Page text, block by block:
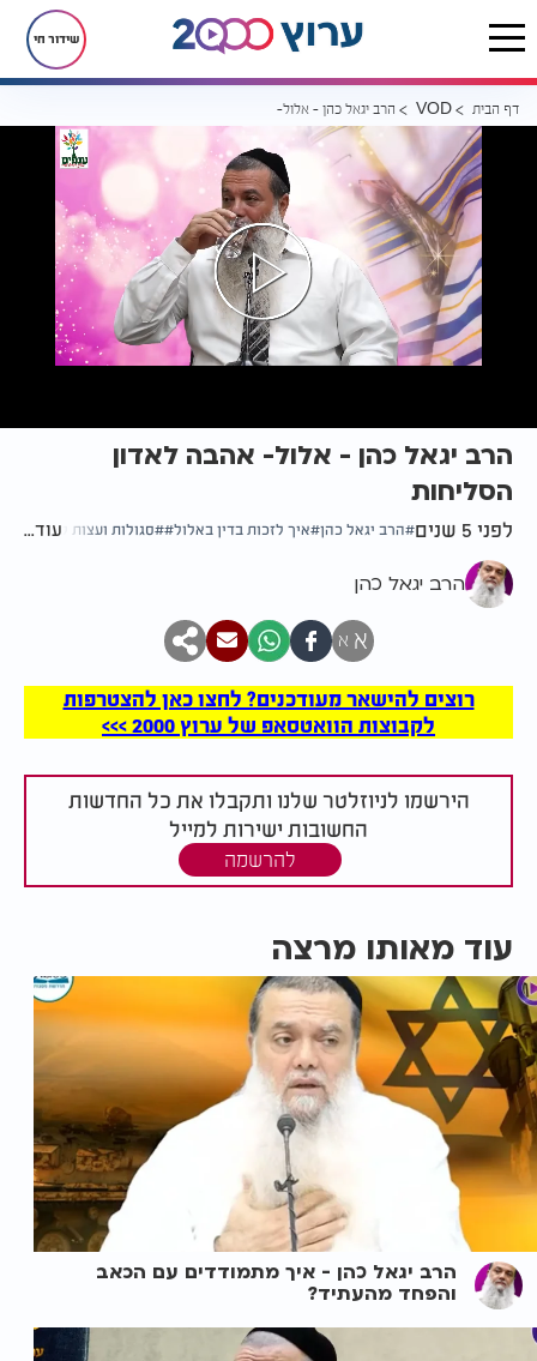
שידור חי
דף הבית VOD הרב יגאל כהן - אלול- אהבה לאדון הסליחות
הרב יגאל כהן - אלול- אהבה לאדון
הסליחות
לפני 5 שנים הרב יגאל כהן איך לזכות בדין באלול סגולות ועצות לחודש
עוד...
הרב יגאל כהן
א א
רוצים להישאר מעודכנים? לחצו כאן להצטרפות
לקבוצות הוואטסאפ של ערוץ 2000 >>>
הירשמו לניוזלטר שלנו ותקבלו את כל החדשות
החשובות ישירות למייל
להרשמה
עוד מאותו מרצה
הרב יגאל כהן - איך מתמודדים עם הכאב
והפחד מהעתיד?